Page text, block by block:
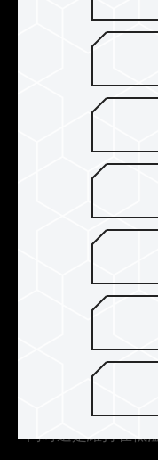
超薄石墨
十銓研發團隊經過
銅箔組合，最終打
片，並經過嚴密測
6%，讓處在密閉
同時還是維持在低
同時還是維持在低